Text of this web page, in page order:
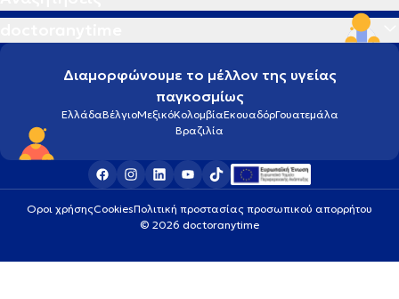
Διαμορφώνουμε το μέλλον της υγείας
παγκοσμίως
ΕλλάδαΒέλγιοΜεξικόΚολομβίαΕκουαδόρΓουατεμάλα
Βραζιλία
Οροι χρήσηςCookiesΠολιτική προστασίας προσωπικού απορρήτου
© 2026 doctoranytime